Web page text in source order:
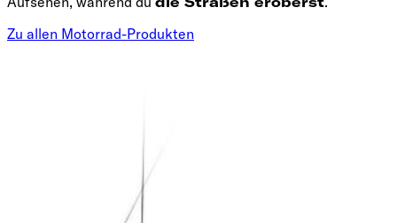
Zu allen Motorrad-Produkten